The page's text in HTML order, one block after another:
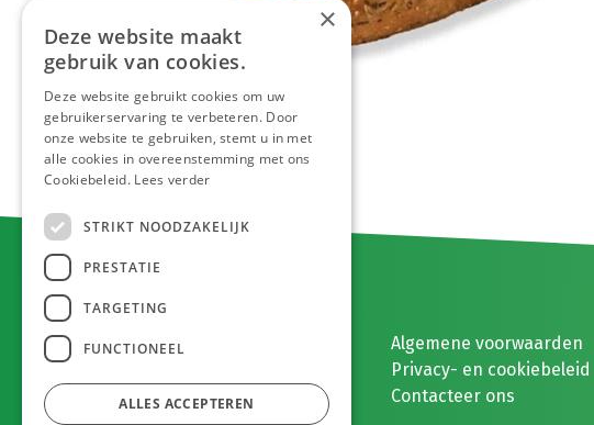
E. MEEUWISSEN BV
Gaston Eyskenslaan 2
3900 Pelt, België
Algemene voorwaarden
Privacy- en cookiebeleid
Contacteer ons
×
Deze website maakt
gebruik van cookies.
Deze website gebruikt cookies om uw
gebruikerservaring te verbeteren. Door
onze website te gebruiken, stemt u in met
alle cookies in overeenstemming met ons
Cookiebeleid. Lees verder
STRIKT NOODZAKELIJK
PRESTATIE
TARGETING
FUNCTIONEEL
ALLES ACCEPTEREN